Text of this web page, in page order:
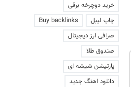
خرید دوچرخه برقی
چاپ لیبل
Buy backlinks
صرافی ارز دیجیتال
صندوق طلا
پارتیشن شیشه ای
دانلود اهنگ جدید